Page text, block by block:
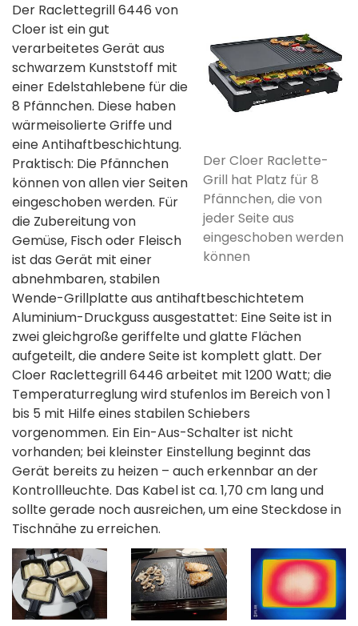
Der Cloer Raclette-
Grill hat Platz für 8
Pfännchen, die von
jeder Seite aus
eingeschoben werden
können
Der Raclettegrill 6446 von
Cloer ist ein gut
verarbeitetes Gerät aus
schwarzem Kunststoff mit
einer Edelstahlebene für die
8 Pfännchen. Diese haben
wärmeisolierte Griffe und
eine Antihaftbeschichtung.
Praktisch: Die Pfännchen
können von allen vier Seiten
eingeschoben werden. Für
die Zubereitung von
Gemüse, Fisch oder Fleisch
ist das Gerät mit einer
abnehmbaren, stabilen
Wende-Grillplatte aus antihaftbeschichtetem
Aluminium-Druckguss ausgestattet: Eine Seite ist in
zwei gleichgroße geriffelte und glatte Flächen
aufgeteilt, die andere Seite ist komplett glatt. Der
Cloer Raclettegrill 6446 arbeitet mit 1200 Watt; die
Temperaturreglung wird stufenlos im Bereich von 1
bis 5 mit Hilfe eines stabilen Schiebers
vorgenommen. Ein Ein-Aus-Schalter ist nicht
vorhanden; bei kleinster Einstellung beginnt das
Gerät bereits zu heizen – auch erkennbar an der
Kontrollleuchte. Das Kabel ist ca. 1,70 cm lang und
sollte gerade noch ausreichen, um eine Steckdose in
Tischnähe zu erreichen.